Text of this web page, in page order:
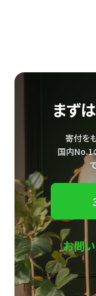
まず
寄付を
国内No.1
お問